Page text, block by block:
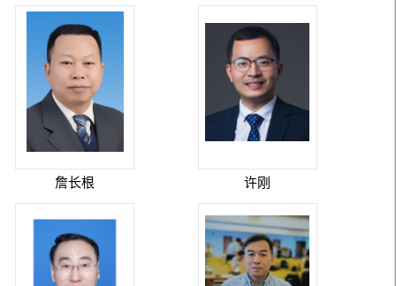
詹长根 许刚